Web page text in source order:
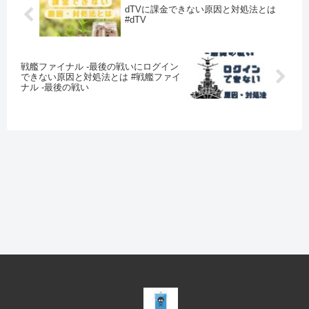
dTVに課金できない原因と対処法とは
#dTV
戦艦ファイナル -最後の戦いにログイン
できない原因と対処法とは #戦艦ファイ
ナル -最後の戦い